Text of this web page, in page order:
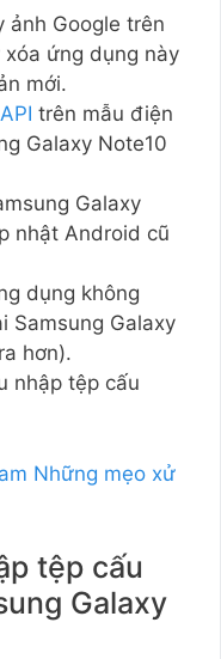
ảnh Google trên
ứng dụng này
mới.
trên mẫu điện
Galaxy Note10
Galaxy
nhật Android cũ
dụng không
Samsung Galaxy
hơn).
nhập tệp cấu
Những mẹo xử
tệp cấu
Galaxy